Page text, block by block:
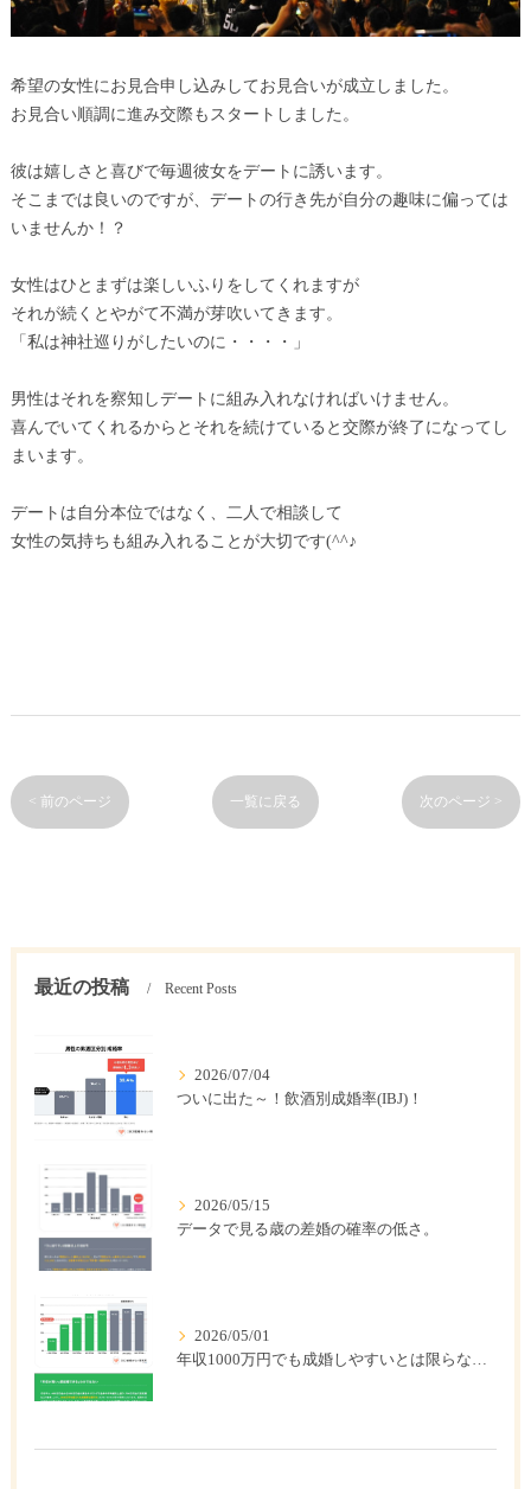
希望の女性にお見合申し込みしてお見合いが成立しました。
お見合い順調に進み交際もスタートしました。
彼は嬉しさと喜びで毎週彼女をデートに誘います。
そこまでは良いのですが、デートの行き先が自分の趣味に偏っては
いませんか！？
女性はひとまずは楽しいふりをしてくれますが
それが続くとやがて不満が芽吹いてきます。
「私は神社巡りがしたいのに・・・・」
男性はそれを察知しデートに組み入れなければいけません。
喜んでいてくれるからとそれを続けていると交際が終了になってし
まいます。
デートは自分本位ではなく、二人で相談して
女性の気持ちも組み入れることが大切です(^^♪
< 前のページ 一覧に戻る 次のページ >
最近の投稿 Recent Posts
2026/07/04
ついに出た～！飲酒別成婚率(IBJ)！
2026/05/15
データで見る歳の差婚の確率の低さ。
2026/05/01